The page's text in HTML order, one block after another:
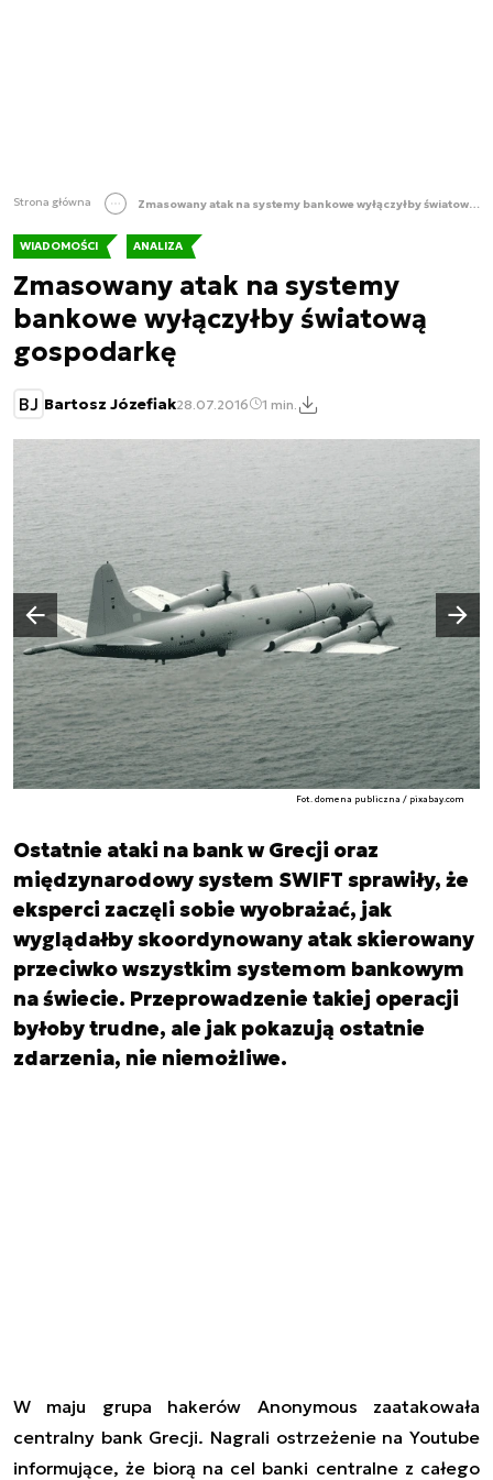
Strona główna Zmasowany atak na systemy bankowe wyłączyłby światową gospodarkę
WIADOMOŚCI ANALIZA
Zmasowany atak na systemy
bankowe wyłączyłby światową
gospodarkę
BJ Bartosz Józefiak28.07.2016 1 min.
Fot. domena publiczna / pixabay.com
Poprzedni slajd
Następny slajd
Ostatnie ataki na bank w Grecji oraz
międzynarodowy system SWIFT sprawiły, że
eksperci zaczęli sobie wyobrażać, jak
wyglądałby skoordynowany atak skierowany
przeciwko wszystkim systemom bankowym
na świecie. Przeprowadzenie takiej operacji
byłoby trudne, ale jak pokazują ostatnie
zdarzenia, nie niemożliwe.
W maju grupa hakerów Anonymous zaatakowała
centralny bank Grecji. Nagrali ostrzeżenie na Youtube
informujące, że biorą na cel banki centralne z całego